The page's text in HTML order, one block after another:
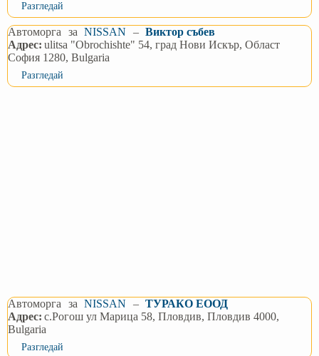
Разгледай
Автоморга за NISSAN – Виктор събев
Адрес: ulitsa "Obrochishte" 54, град Нови Искър, Област
София 1280, Bulgaria
Разгледай
Автоморга за NISSAN – ТУРАКО ЕООД
Адрес: с.Рогош ул Марица 58, Пловдив, Пловдив 4000,
Bulgaria
Разгледай